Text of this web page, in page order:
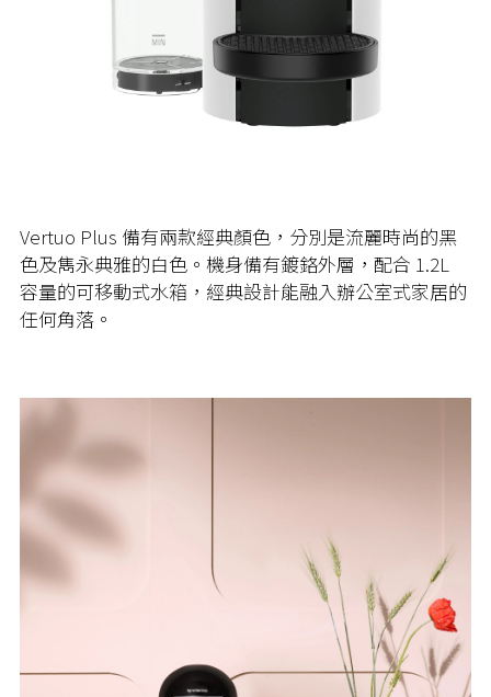
Vertuo Plus 備有兩款經典顏色，分別是流麗時尚的黑
色及雋永典雅的白色。機身備有鍍鉻外層，配合 1.2L
容量的可移動式水箱，經典設計能融入辦公室式家居的
任何角落。